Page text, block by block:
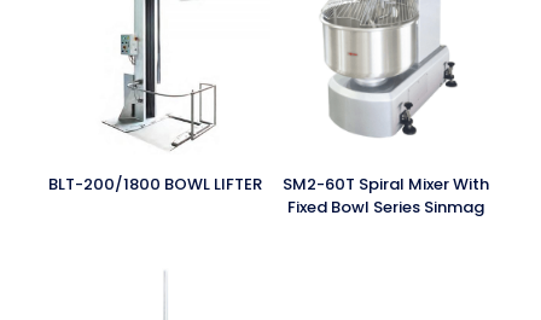
BLT-200/1800 BOWL LIFTER
SM2-60T Spiral Mixer With
Fixed Bowl Series Sinmag